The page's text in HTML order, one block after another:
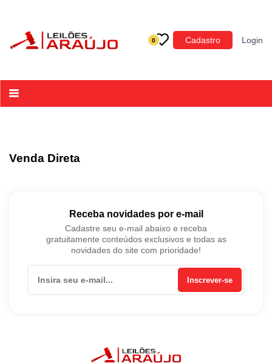
0 Cadastro Login
Categoria
Acessórios para Veículos
Venda Direta
Receba novidades por e-mail
Cadastre seu e-mail abaixo e receba
gratuitamente conteúdos exclusivos e todas as
novidades do site com prioridade!
Inscrever-se